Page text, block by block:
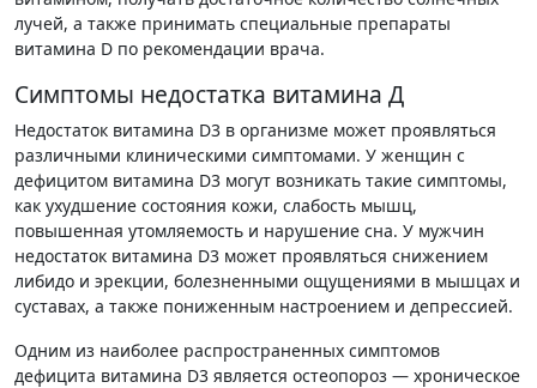
лучей, а также принимать специальные препараты
витамина D по рекомендации врача.
Симптомы недостатка витамина Д
Недостаток витамина D3 в организме может проявляться
различными клиническими симптомами. У женщин с
дефицитом витамина D3 могут возникать такие симптомы,
как ухудшение состояния кожи, слабость мышц,
повышенная утомляемость и нарушение сна. У мужчин
недостаток витамина D3 может проявляться снижением
либидо и эрекции, болезненными ощущениями в мышцах и
суставах, а также пониженным настроением и депрессией.
Одним из наиболее распространенных симптомов
дефицита витамина D3 является остеопороз — хроническое